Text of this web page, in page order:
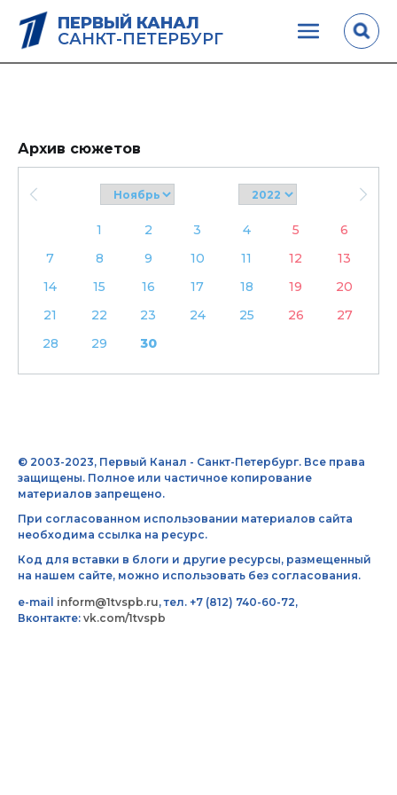
ПЕРВЫЙ КАНАЛ
САНКТ-ПЕТЕРБУРГ
Архив сюжетов
1 2 3 4 5
6
7
8 9 10 11 12
13
14
15 16 17 18 19
20
21
22 23 24 25 26
27
28
29 30
© 2003-2023, Первый Канал - Санкт-Петербург. Все права
защищены. Полное или частичное копирование
материалов запрещено.
При согласованном использовании материалов сайта
необходима ссылка на ресурс.
Код для вставки в блоги и другие ресурсы, размещенный
на нашем сайте, можно использовать без согласования.
e-mail inform@1tvspb.ru, тел. +7 (812) 740-60-72,
Вконтакте: vk.com/1tvspb